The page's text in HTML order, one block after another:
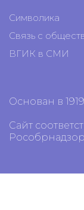
Символика
Связь с
ВГИК в СМИ
Основан в 1919
Сайт